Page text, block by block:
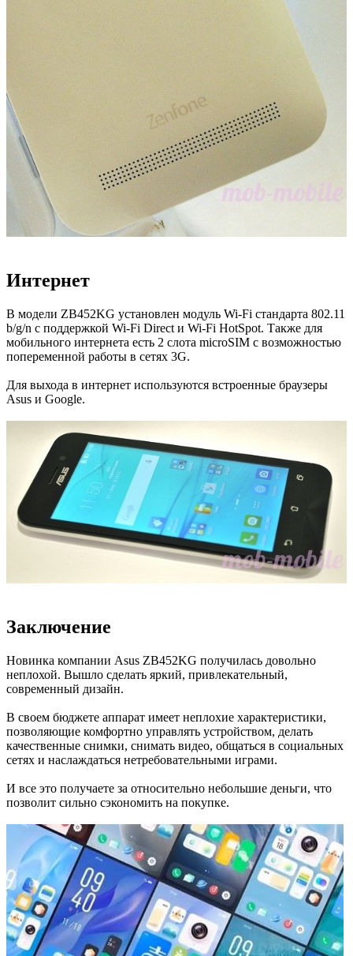
Интернет
В модели ZB452KG установлен модуль Wi-Fi стандарта 802.11
b/g/n с поддержкой Wi-Fi Direct и Wi-Fi HotSpot. Также для
мобильного интернета есть 2 слота microSIM с возможностью
попеременной работы в сетях 3G.
Для выхода в интернет используются встроенные браузеры
Asus и Google.
Заключение
Новинка компании Asus ZB452KG получилась довольно
неплохой. Вышло сделать яркий, привлекательный,
современный дизайн.
В своем бюджете аппарат имеет неплохие характеристики,
позволяющие комфортно управлять устройством, делать
качественные снимки, снимать видео, общаться в социальных
сетях и наслаждаться нетребовательными играми.
И все это получаете за относительно небольшие деньги, что
позволит сильно сэкономить на покупке.